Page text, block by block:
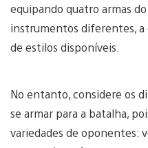
equipando quatro armas
instrumentos diferentes, a
de estilos disponíveis.
No entanto, considere os
se armar para a batalha,
variedades de oponentes: